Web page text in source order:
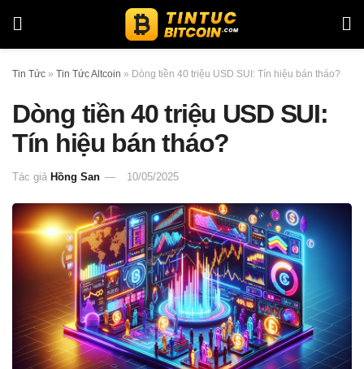
Tin Tức » Tin Tức Altcoin » Dòng tiền 40 triệu USD SUI: Tín hiệu bán tháo?
Dòng tiền 40 triệu USD SUI:
Tín hiệu bán tháo?
Tác giả Hồng San 10/05/2025